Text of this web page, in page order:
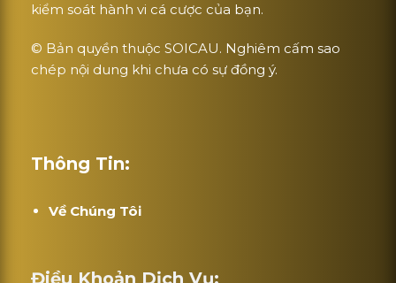
kiểm soát hành vi cá cược của bạn.
© Bản quyền thuộc SOICAU. Nghiêm cấm sao
chép nội dung khi chưa có sự đồng ý.
Thông Tin:
Về Chúng Tôi
Điều Khoản Dịch Vụ: